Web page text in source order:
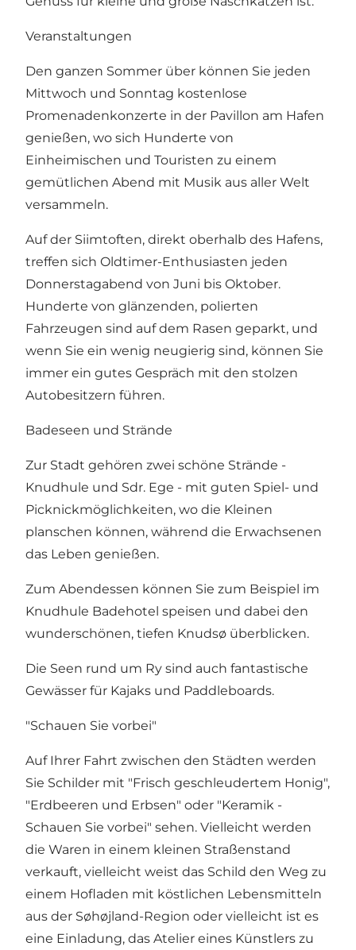
Veranstaltungen
Den ganzen Sommer über können Sie jeden
Mittwoch und Sonntag kostenlose
Promenadenkonzerte in der Pavillon am Hafen
genießen, wo sich Hunderte von
Einheimischen und Touristen zu einem
gemütlichen Abend mit Musik aus aller Welt
versammeln.
Auf der Siimtoften, direkt oberhalb des Hafens,
treffen sich Oldtimer-Enthusiasten jeden
Donnerstagabend von Juni bis Oktober.
Hunderte von glänzenden, polierten
Fahrzeugen sind auf dem Rasen geparkt, und
wenn Sie ein wenig neugierig sind, können Sie
immer ein gutes Gespräch mit den stolzen
Autobesitzern führen.
Badeseen und Strände
Zur Stadt gehören zwei schöne Strände -
Knudhule und Sdr. Ege - mit guten Spiel- und
Picknickmöglichkeiten, wo die Kleinen
planschen können, während die Erwachsenen
das Leben genießen.
Zum Abendessen können Sie zum Beispiel im
Knudhule Badehotel speisen und dabei den
wunderschönen, tiefen Knudsø überblicken.
Die Seen rund um Ry sind auch fantastische
Gewässer für Kajaks und Paddleboards.
"Schauen Sie vorbei"
Auf Ihrer Fahrt zwischen den Städten werden
Sie Schilder mit "Frisch geschleudertem Honig",
"Erdbeeren und Erbsen" oder "Keramik -
Schauen Sie vorbei" sehen. Vielleicht werden
die Waren in einem kleinen Straßenstand
verkauft, vielleicht weist das Schild den Weg zu
einem Hofladen mit köstlichen Lebensmitteln
aus der Søhøjland-Region oder vielleicht ist es
eine Einladung, das Atelier eines Künstlers zu